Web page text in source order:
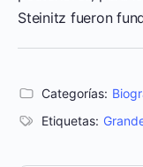
Steinitz fueron
Categorías:
Etiquetas: